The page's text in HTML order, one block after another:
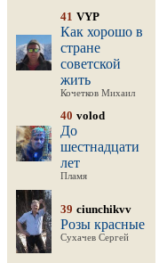
41 VYP
Как хорошо в
стране
советской
жить
Кочетков Михаил
40 volod
До
шестнадцати
лет
Пламя
39 ciunchikvv
Розы красные
Сухачев Сергей